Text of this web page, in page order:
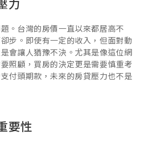
。台灣的房價一直以來都居高不
步。即使有一定的收入，但面對動
會讓人猶豫不決。尤其是像這位網
照顧，買房的決定更是需要慎重考
付頭期款，未來的房貸壓力也不是
要性